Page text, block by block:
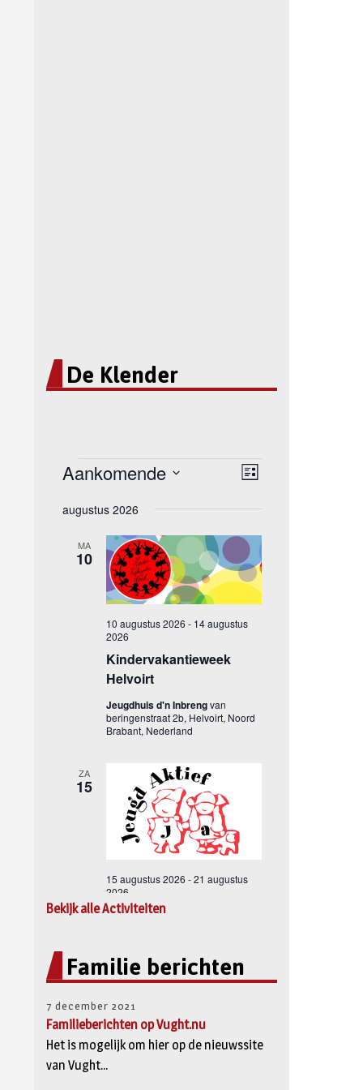
De Klender
Bekijk alle Activiteiten
Familie berichten
7 december 2021
Familieberichten op Vught.nu
Het is mogelijk om hier op de nieuwssite
van Vught...